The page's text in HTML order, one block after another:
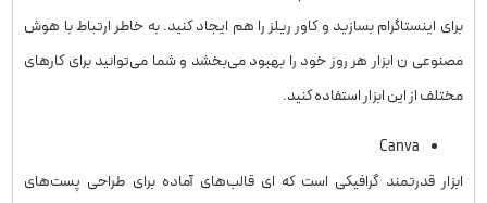
برای اینستاگرام بسازید و کاور ریلز را هم ایجاد کنید. به خاطر ارتباط با هوش
مصنوعی ن ابزار هر روز خود را بهبود می‌بخشد و شما می‌توانید برای کارهای
مختلف از این ابزار استفاده کنید.
Canva
ابزار قدرتمند گرافیکی است که ای قالب‌های آماده برای طراحی پست‌های